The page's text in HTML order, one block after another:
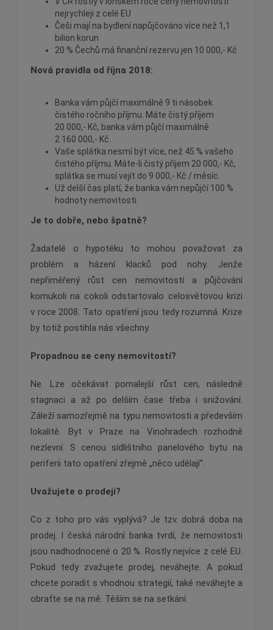
nejrychleji z celé EU
Češi mají na bydlení napůjčováno více než 1,1
bilion korun
20 % Čechů má finanční rezervu jen 10 000,- Kč
Nová pravidla od října 2018:
Banka vám půjčí maximálně 9 ti násobek
čistého ročního příjmu. Máte čistý příjem
20 000,- Kč, banka vám půjčí maximálně
2 160 000,- Kč.
Vaše splátka nesmí být více, než 45 % vašeho
čistého příjmu. Máte-li čistý příjem 20 000,- Kč,
splátka se musí vejít do 9 000,- Kč / měsíc.
Už delší čas platí, že banka vám nepůjčí 100 %
hodnoty nemovitosti.
Je to dobře, nebo špatně?
Žadatelé o hypotéku to mohou považovat za
problém a házení klacků pod nohy. Jenže
nepřiměřený růst cen nemovitostí a půjčování
komukoli na cokoli odstartovalo celosvětovou krizi
v roce 2008. Tato opatření jsou tedy rozumná. Krize
by totiž postihla nás všechny.
Propadnou se ceny nemovitostí?
Ne. Lze očekávat pomalejší růst cen, následně
stagnaci a až po delším čase třeba i snižování.
Záleží samozřejmě na typu nemovitosti a především
lokalitě. Byt v Praze na Vinohradech rozhodně
nezlevní. S cenou sídlištního panelového bytu na
periferii tato opatření zřejmě „něco udělají“.
Uvažujete o prodeji?
Co z toho pro vás vyplývá? Je tzv. dobrá doba na
prodej. I česká národní banka tvrdí, že nemovitosti
jsou nadhodnocené o 20 %. Rostly nejvíce z celé EU.
Pokud tedy zvažujete prodej, neváhejte. A pokud
chcete poradit s vhodnou strategií, také neváhejte a
obraťte se na mě. Těším se na setkání.